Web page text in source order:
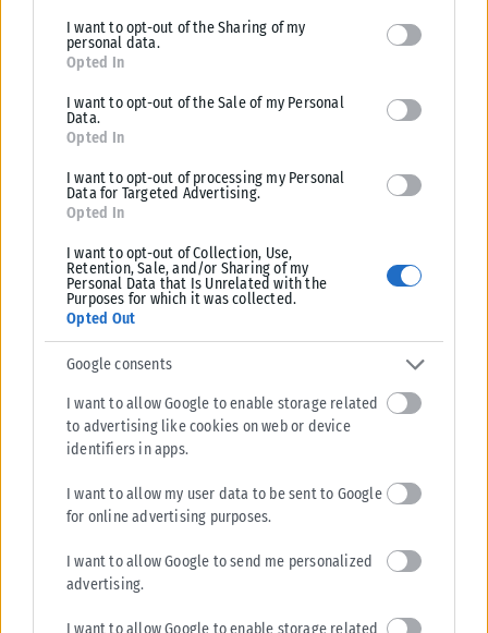
deny consent to Google and its third-party tags to use your data
for below specified purposes in below Google consent section.
I want to opt-out of the Sharing of my
personal data.
Opted In
I want to opt-out of the Sale of my Personal
Data.
Opted In
I want to opt-out of processing my Personal
Data for Targeted Advertising.
Opted In
I want to opt-out of Collection, Use,
Retention, Sale, and/or Sharing of my
Personal Data that Is Unrelated with the
Purposes for which it was collected.
Opted Out
Google consents
I want to allow Google to enable storage related
to advertising like cookies on web or device
identifiers in apps.
I want to allow my user data to be sent to Google
for online advertising purposes.
I want to allow Google to send me personalized
advertising.
I want to allow Google to enable storage related
ΕΛΛΆΔΑ
Από σήμερα μόνο με νέου τύπου ταυτότητα ή διαβατήριο τα
ταξίδια στο εξωτερικό
ταυτότητες παύουν να ισχύουν ως ταξιδιωτικά έγγραφα για το
εξωτερικό, με...
ΑΝΑΡΤΉΘΗΚΕ ΑΠΌKARFITSANEWS